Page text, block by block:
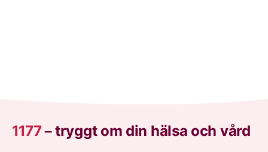
1177–tryggt om din hälsa och vård